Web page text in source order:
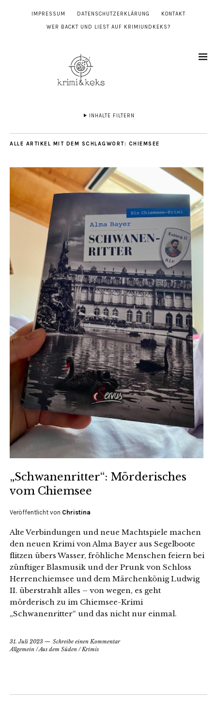
IMPRESSUM DATENSCHUTZERKLÄRUNG KONTAKT
WER BACKT UND LIEST AUF KRIMIUNDKEKS?
INHALTE FILTERN
ALLE ARTIKEL MIT DEM SCHLAGWORT: CHIEMSEE
„Schwanenritter“: Mörderisches
vom Chiemsee
Veröffentlicht von Christina
Alte Verbindungen und neue Machtspiele machen
den neuen Krimi von Alma Bayer aus Segelboote
flitzen übers Wasser, fröhliche Menschen feiern bei
zünftiger Blasmusik und der Prunk von Schloss
Herrenchiemsee und dem Märchenkönig Ludwig
II. überstrahlt alles – von wegen, es geht
mörderisch zu im Chiemsee-Krimi
„Schwanenritter“ und das nicht nur einmal.
31. Juli 2023
Schreibe einen Kommentar
Allgemein /Aus dem Süden /Krimis